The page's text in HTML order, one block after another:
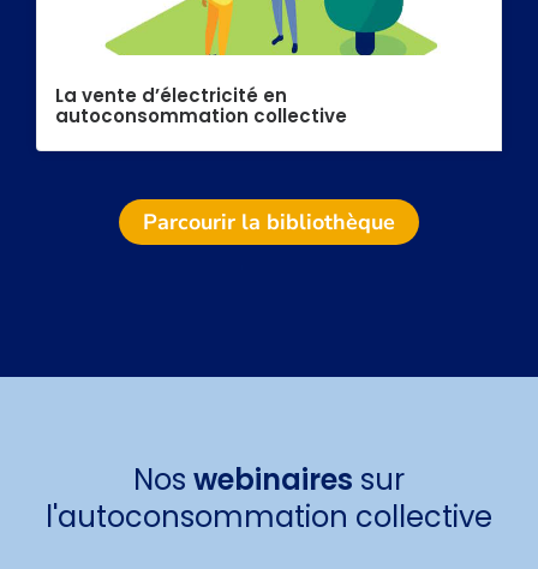
La vente d’électricité en
autoconsommation collective
Parcourir la bibliothèque
Nos webinaires sur
l'autoconsommation collective